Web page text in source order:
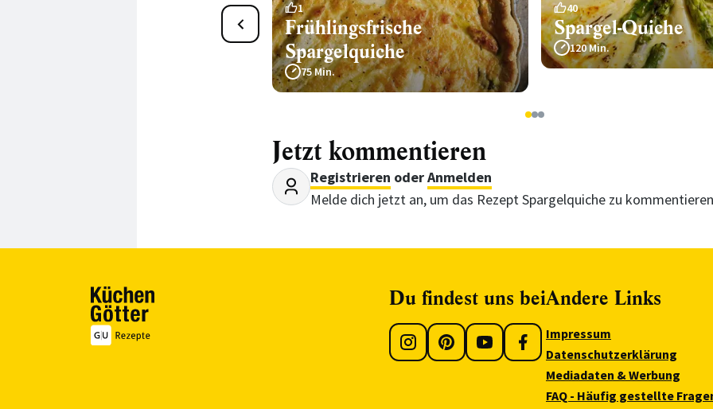
1
Frühlingsfrische
Spargelquiche
75 Min.
40
Spargel-Quiche
120 Min.
123
Jetzt kommentieren
Registrieren oderAnmelden
Melde dich jetzt an, um das Rezept Spargelquiche zu kommentieren
Du findest uns beiAndere Links
Impressum
Datenschutzerklärung
Mediadaten & Werbung
FAQ - Häufig gestellte